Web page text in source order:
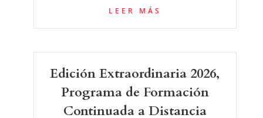
LEER MÁS
Edición Extraordinaria 2026,
Programa de Formación
Continuada a Distancia